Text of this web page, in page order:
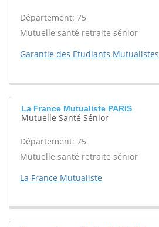
Département: 75
Mutuelle santé retraite sénior
Garantie des Etudiants Mutualistes
La France Mutualiste PARIS
Mutuelle Santé Sénior
Département: 75
Mutuelle santé retraite sénior
La France Mutualiste